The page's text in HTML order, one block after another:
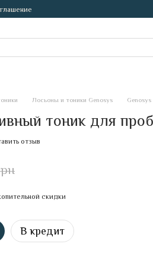
Лосьоны и тоники Genosys
тоник для
отзыв
скидки
В кредит